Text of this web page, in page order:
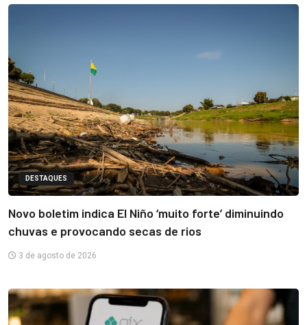
DESTAQUES
Novo boletim indica El Niño ‘muito forte’ diminuindo
chuvas e provocando secas de rios
3 de agosto de 2026